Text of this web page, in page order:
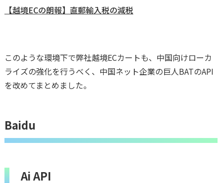
【越境ECの朗報】直郵輸入税の減税
このような環境下で弊社越境ECカートも、中国向けローカ
ライズの強化を行うべく、中国ネット企業の巨人BATのAPI
を改めてまとめました。
Baidu
Ai API